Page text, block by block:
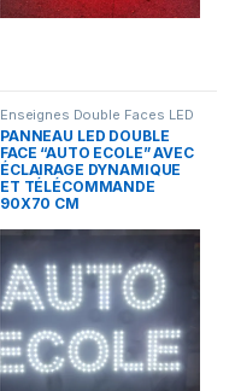
Enseignes Double Faces LED
PANNEAU LED DOUBLE
FACE “AUTO ECOLE” AVEC
ÉCLAIRAGE DYNAMIQUE
ET TÉLÉCOMMANDE
90X70 CM